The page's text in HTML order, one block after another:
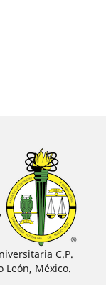
C.P.
León, México.